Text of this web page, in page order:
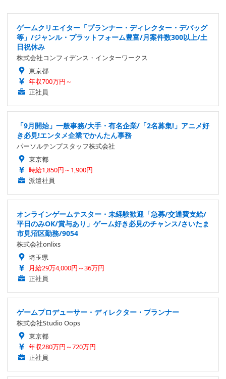
ゲームクリエイター「プランナー・ディレクター・デバッグ
等」/ジャンル・プラットフォーム豊富/月案件数300以上/土
日祝休み
株式会社コンフィデンス・インターワークス
東京都
年収700万円～
正社員
「9月開始」一般事務/大手・有名企業/「2名募集!」アニメ好
き必見!エンタメ企業でかんたん事務
パーソルテンプスタッフ株式会社
東京都
時給1,850円～1,900円
派遣社員
オンラインゲームテスター・未経験歓迎「急募/交通費支給/
平日のみOK/賞与あり」ゲーム好き必見のチャンス/さいたま
市見沼区勤務/9054
株式会社onlixs
埼玉県
月給29万4,000円～36万円
正社員
ゲームプロデューサー・ディレクター・プランナー
株式会社Studio Oops
東京都
年収280万円～720万円
正社員